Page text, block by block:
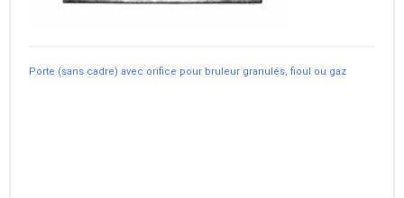
Porte (sans cadre) avec orifice pour bruleur granulés, fioul ou gaz